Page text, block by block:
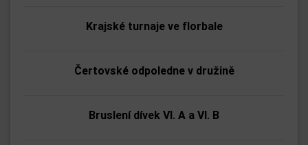
Krajské turnaje ve florbale
Čertovské odpoledne v družině
Bruslení dívek VI. A a VI. B